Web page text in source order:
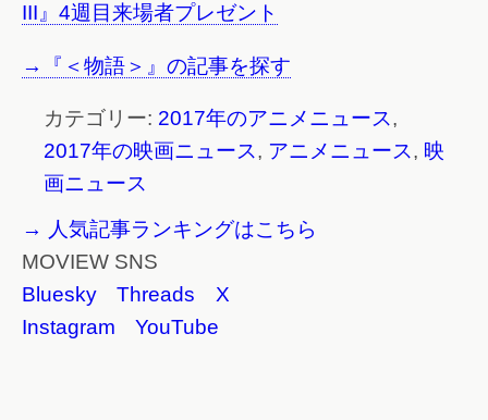
III』4週目来場者プレゼント
→『＜物語＞』の記事を探す
カテゴリー: 2017年のアニメニュース,
2017年の映画ニュース, アニメニュース, 映
画ニュース
→ 人気記事ランキングはこちら
MOVIEW SNS
Bluesky
Threads
X
Instagram
YouTube